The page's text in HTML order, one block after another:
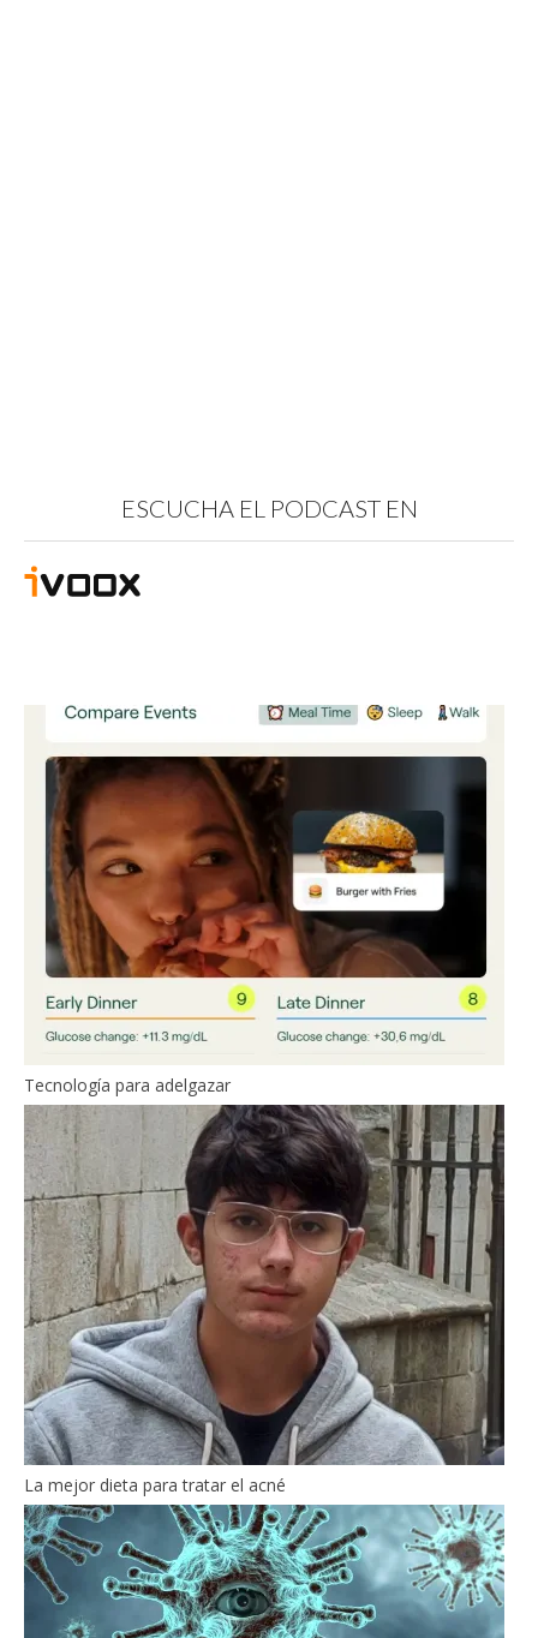
ESCUCHA EL PODCAST EN
Tecnología para adelgazar
La mejor dieta para tratar el acné